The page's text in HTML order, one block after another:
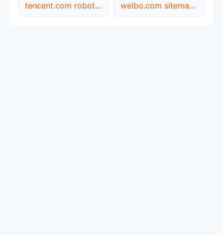
tencent.com robots.txt检测 weibo.com sitemap.xml检测